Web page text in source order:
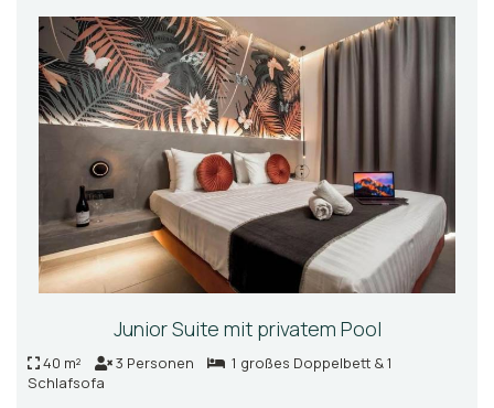
Junior Suite mit privatem Pool
40 m² 3 Personen
1 großes Doppelbett & 1
Schlafsofa